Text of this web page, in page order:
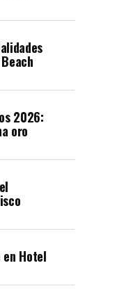
2026:
oro
en Hotel